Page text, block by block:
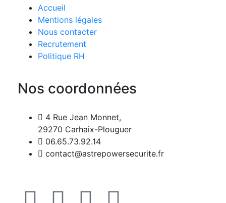
Accueil
Mentions légales
Nous contacter
Recrutement
Politique RH
Nos coordonnées
4 Rue Jean Monnet,
29270 Carhaix-Plouguer
06.65.73.92.14
contact@astrepowersecurite.fr